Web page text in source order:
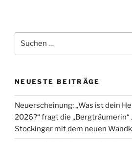
nach:
NEUESTE BEITRÄGE
Neuerscheinung: „Was ist dein
2026?“ fragt die „Bergträumerin“
Stockinger mit dem neuen